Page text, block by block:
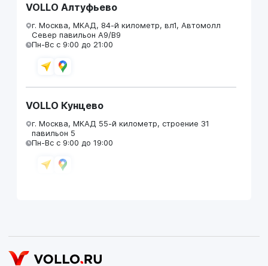
VOLLO Алтуфьево
г. Москва, МКАД, 84-й километр, вл1, Автомолл
Север павильон А9/В9
Пн-Вс с 9:00 до 21:00
VOLLO Кунцево
г. Москва, МКАД 55-й километр, строение 31
павильон 5
Пн-Вс с 9:00 до 19:00